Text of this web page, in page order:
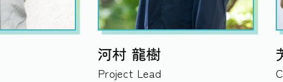
河村 龍樹
Project Lead